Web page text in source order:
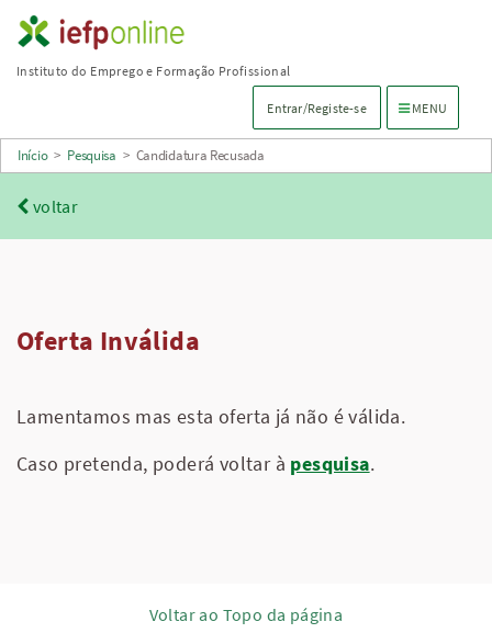
Saltar
para
principal
Instituto do Emprego e Formação Profissional
Entrar/Registe-se Menu de
MENU
Início > Pesquisa > Candidatura Recusada
voltar
Oferta Inválida
Lamentamos mas esta oferta já não é válida.
Caso pretenda, poderá voltar à pesquisa.
Voltar ao Topo da página